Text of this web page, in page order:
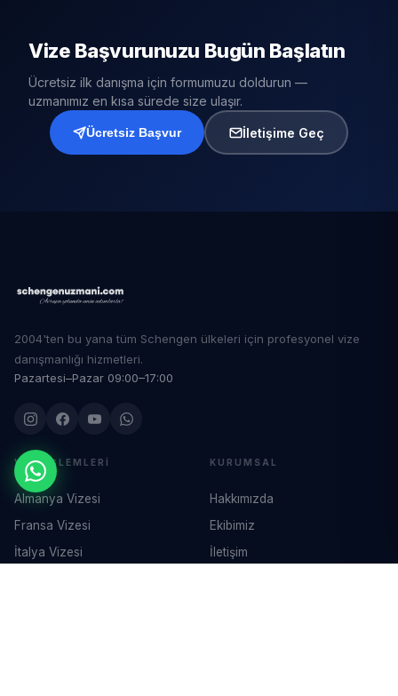
Vize Başvurunuzu Bugün Başlatın
Ücretsiz ilk danışma için formumuzu doldurun —
uzmanımız en kısa sürede size ulaşır.
Ücretsiz Başvur İletişime Geç
2004'ten bu yana tüm Schengen ülkeleri için profesyonel vize
danışmanlığı hizmetleri.
Pazartesi–Pazar 09:00–17:00
VIZE İŞLEMLERI
Almanya Vizesi
Fransa Vizesi
İtalya Vizesi
KURUMSAL
Hakkımızda
Ekibimiz
İletişim